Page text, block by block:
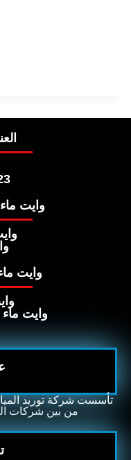
وايت
وايت
وايت
من بين شركات